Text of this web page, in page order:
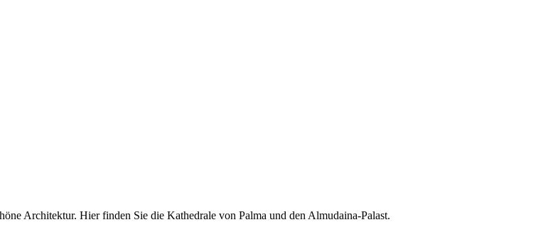
Architektur. Hier finden Sie die Kathedrale von Palma und den Almudaina-Palast.